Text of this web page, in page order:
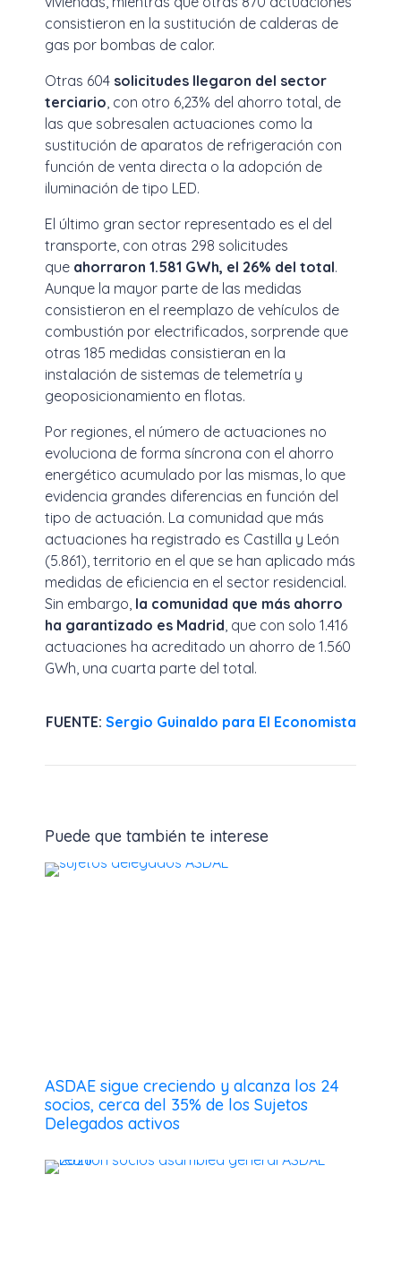
consistieron en la sustitución de calderas de
gas por bombas de calor.
Otras 604 solicitudes llegaron del sector
terciario , con otro 6,23% del ahorro total, de
las que sobresalen actuaciones como la
sustitución de aparatos de refrigeración con
función de venta directa o la adopción de
iluminación de tipo LED.
El último gran sector representado es el del
transporte, con otras 298 solicitudes
que ahorraron 1.581 GWh, el 26% del total.
Aunque la mayor parte de las medidas
consistieron en el reemplazo de vehículos de
combustión por electrificados, sorprende que
otras 185 medidas consistieran en la
instalación de sistemas de telemetría y
geoposicionamiento en flotas.
Por regiones, el número de actuaciones no
evoluciona de forma síncrona con el ahorro
energético acumulado por las mismas, lo que
evidencia grandes diferencias en función del
tipo de actuación. La comunidad que más
actuaciones ha registrado es Castilla y León
(5.861), territorio en el que se han aplicado más
medidas de eficiencia en el sector residencial.
Sin embargo, la comunidad que más ahorro
ha garantizado es Madrid , que con solo 1.416
actuaciones ha acreditado un ahorro de 1.560
GWh, una cuarta parte del total.
FUENTE: Sergio Guinaldo para El Economista
Puede que también te interese
ASDAE sigue creciendo y alcanza los 24
socios, cerca del 35% de los Sujetos
Delegados activos